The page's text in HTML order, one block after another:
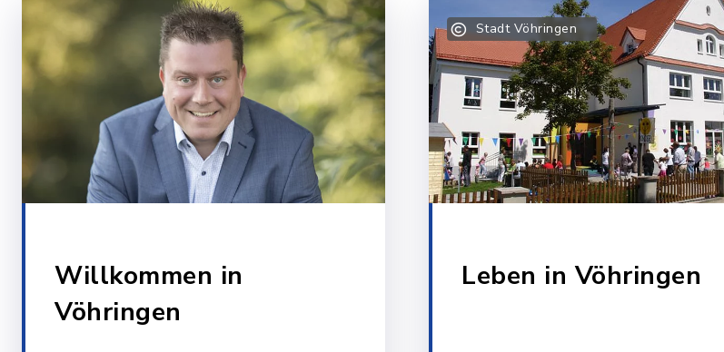
Aug
Wohnzimmerkonzert mit Red
Wine (I)
altes Sportheim Illerberg
Aug
20
TrauerCAFÉ
Willkommen in
Vöhringen
Stadt Vöhringen
Leben in Vöhringen